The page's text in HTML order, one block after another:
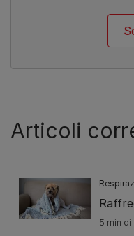
Articoli
5 min di